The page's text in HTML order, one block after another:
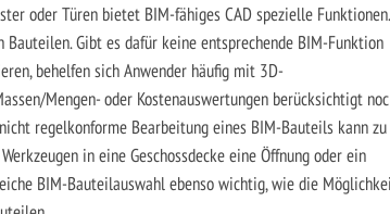
oder Türen bietet BIM-fähiges CAD spezielle Funktionen.
Gibt es dafür keine entsprechende BIM-Funktion
behelfen sich Anwender häufig mit 3D-
Mengen- oder Kostenauswertungen berücksichtigt
regelkonforme Bearbeitung eines BIM-Bauteils kann zu
in eine Geschossdecke eine Öffnung oder ein
BIM-Bauteilauswahl ebenso wichtig, wie die